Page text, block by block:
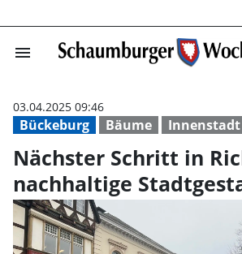
menu
Bückeburg Bäume Innenstadt
03.04.2025 09:46
Nächster Schritt in
nachhaltige